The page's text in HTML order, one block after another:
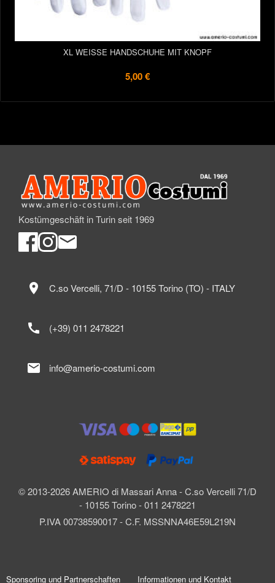
XL WEISSE HANDSCHUHE MIT KNOPF
5,00 €
Kostümgeschäft in Turin seit 1969
© 2013-2026 AMERIO di Massari Anna - C.so Vercelli 71/D
- 10155 Torino - 011 2478221
P.IVA 00738590017 - C.F. MSSNNA46E59L219N
location_on C.so Vercelli, 71/D - 10155 Torino (TO) - ITALY
call (+39) 011 2478221
mail info@amerio-costumi.com
Sponsoring und Partnerschaften Informationen und Kontakt